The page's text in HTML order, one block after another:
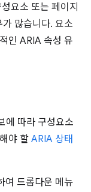
요소 또는 페이지
많습니다. 요소
인 ARIA 속성 유
에 따라 구성요소
야 할 ARIA 상태
여 드롭다운 메뉴